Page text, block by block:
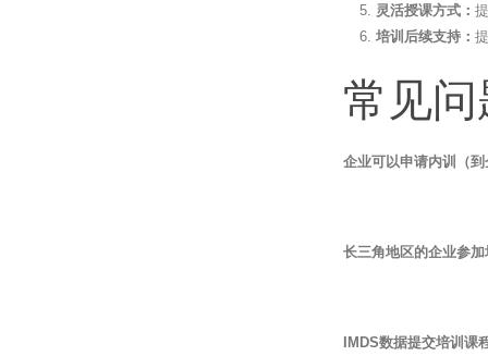
灵活授课方式：
培训后续支持：
常见
企业可以申请内训（
长三角地区的企业参
IMDS数据提交培训课